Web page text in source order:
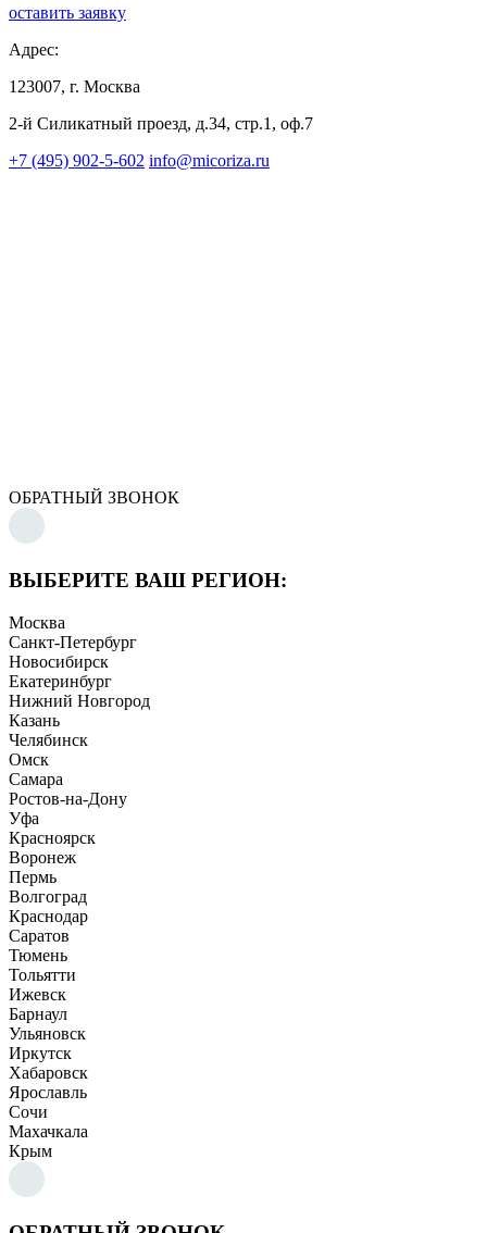
оставить заявку
Адрес:
123007, г. Москва
2-й Силикатный проезд, д.34, стр.1, оф.7
+7 (495) 902-5-602 info@micoriza.ru
ОБРАТНЫЙ ЗВОНОК
ВЫБЕРИТЕ ВАШ РЕГИОН:
Москва
Санкт-Петербург
Новосибирск
Екатеринбург
Нижний Новгород
Казань
Челябинск
Омск
Самара
Ростов-на-Дону
Уфа
Красноярск
Воронеж
Пермь
Волгоград
Краснодар
Саратов
Тюмень
Тольятти
Ижевск
Барнаул
Ульяновск
Иркутск
Хабаровск
Ярославль
Сочи
Махачкала
Крым